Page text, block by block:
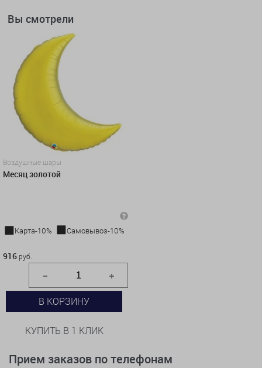
Вы смотрели
Воздушные шары
Месяц золотой
Карта-10%
Самовывоз-10%
916 руб.
В КОРЗИНУ
КУПИТЬ В 1 КЛИК
Прием заказов по телефонам